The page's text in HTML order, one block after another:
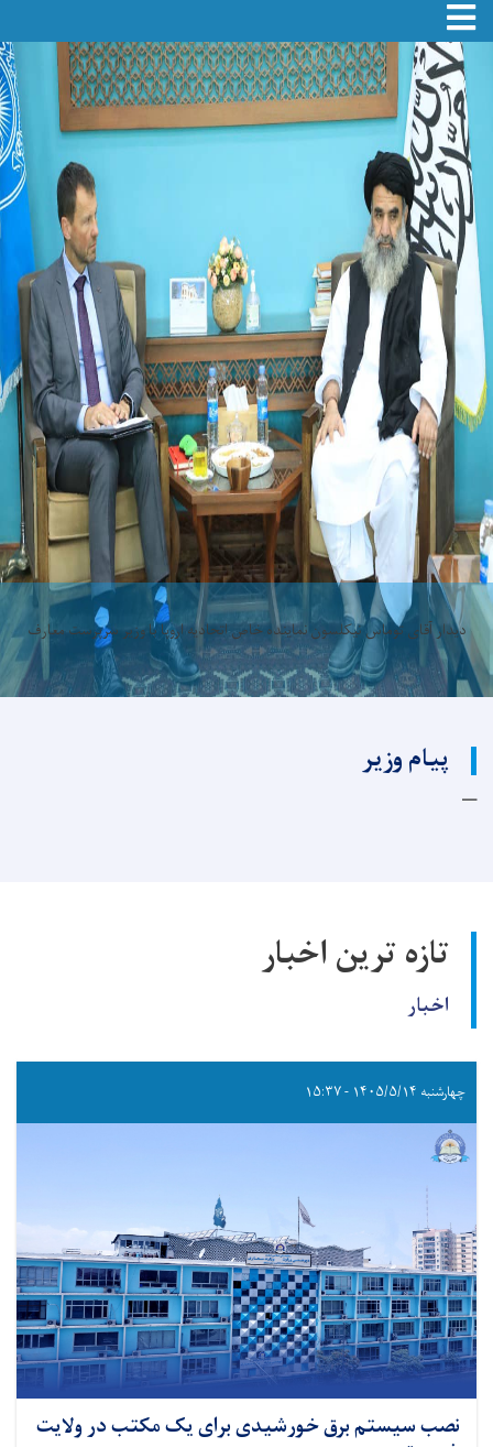
Skip
to
main
content
Toggle navigation
دیدار آقای توماس نیکلسون نماینده خاص اتحادیه اروپا با وزیر سرپرست معارف
پیام وزیر
تازه ترین اخبار
اخبار
چهارشنبه ۱۴۰۵/۵/۱۴ - ۱۵:۳۷
نصب سیستم برق خورشیدی برای یک مکتب در ولایت